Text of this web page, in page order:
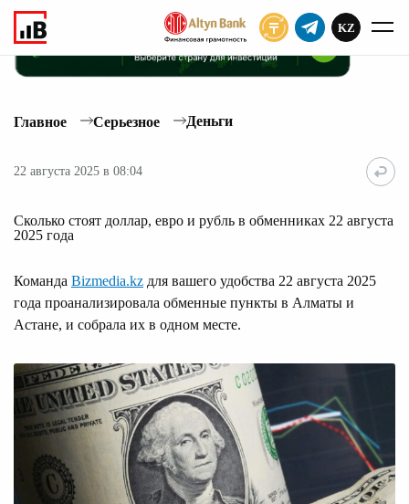
KZ
Главное Серьезное Деньги
22 августа 2025 в 08:04
Сколько стоят доллар, евро и рубль в обменниках 22 августа
2025 года
Команда Bizmedia.kz для вашего удобства 22 августа 2025
года проанализировала обменные пункты в Алматы и
Астане, и собрала их в одном месте.